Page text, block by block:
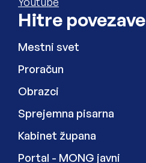
Hitre povezave
Mestni svet
Proračun
Obrazci
Sprejemna pisarna
Kabinet župana
Zunanja povezava na
Portal - MONG javni